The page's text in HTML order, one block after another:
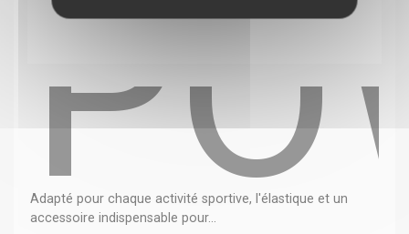
Adapté pour chaque activité sportive, l'élastique et un
accessoire indispensable pour...